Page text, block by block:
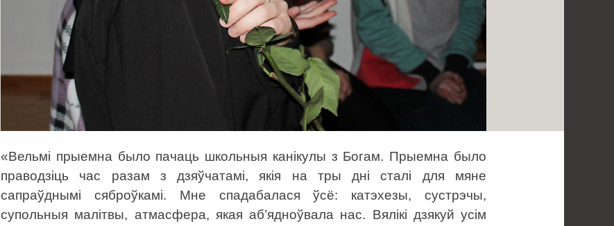
«Вельмi прыемна было пачаць школьныя канiкулы з Богам. Прыемна было
праводзiць час разам з дзяўчатамі, якiя на тры днi сталi для мяне
сапраўднымi сяброўкамi. Мне спадабалася ўсё: катэхезы, сустрэчы,
супольныя малiтвы, атмасфера, якая аб’ядноўвала нас. Вялiкi дзякуй усiм